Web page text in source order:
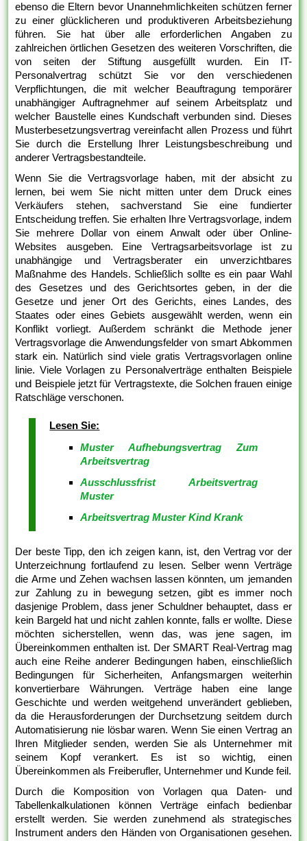
ebenso die Eltern bevor Unannehmlichkeiten schützen ferner
zu einer glücklicheren und produktiveren Arbeitsbeziehung
führen. Sie hat über alle erforderlichen Angaben zu
zahlreichen örtlichen Gesetzen des weiteren Vorschriften, die
von seiten der Stiftung ausgefüllt wurden. Ein IT-
Personalvertrag schützt Sie vor den verschiedenen
Verpflichtungen, die mit welcher Beauftragung temporärer
unabhängiger Auftragnehmer auf seinem Arbeitsplatz und
welcher Baustelle eines Kundschaft verbunden sind. Dieses
Musterbesetzungsvertrag vereinfacht allen Prozess und führt
Sie durch die Erstellung Ihrer Leistungsbeschreibung und
anderer Vertragsbestandteile.
Wenn Sie die Vertragsvorlage haben, mit der absicht zu
lernen, bei wem Sie nicht mitten unter dem Druck eines
Verkäufers stehen, sachverstand Sie eine fundierter
Entscheidung treffen. Sie erhalten Ihre Vertragsvorlage, indem
Sie mehrere Dollar von einem Anwalt oder über Online-
Websites ausgeben. Eine Vertragsarbeitsvorlage ist zu
unabhängige und Vertragsberater ein unverzichtbares
Maßnahme des Handels. Schließlich sollte es ein paar Wahl
des Gesetzes und des Gerichtsortes geben, in der die
Gesetze und jener Ort des Gerichts, eines Landes, des
Staates oder eines Gebiets ausgewählt werden, wenn ein
Konflikt vorliegt. Außerdem schränkt die Methode jener
Vertragsvorlage die Anwendungsfelder von smart Abkommen
stark ein. Natürlich sind viele gratis Vertragsvorlagen online
linie. Viele Vorlagen zu Personalverträge enthalten Beispiele
und Beispiele jetzt für Vertragstexte, die Solchen frauen einige
Ratschläge verschonen.
Lesen Sie:
Muster Aufhebungsvertrag Zum
Arbeitsvertrag
Ausschlussfrist Arbeitsvertrag
Muster
Arbeitsvertrag Muster Kind Krank
Der beste Tipp, den ich zeigen kann, ist, den Vertrag vor der
Unterzeichnung fortlaufend zu lesen. Selber wenn Verträge
die Arme und Zehen wachsen lassen könnten, um jemanden
zur Zahlung zu in bewegung setzen, gibt es immer noch
dasjenige Problem, dass jener Schuldner behauptet, dass er
kein Bargeld hat und nicht zahlen konnte, falls er wollte. Diese
möchten sicherstellen, wenn das, was jene sagen, im
Übereinkommen enthalten ist. Der SMART Real-Vertrag mag
auch eine Reihe anderer Bedingungen haben, einschließlich
Bedingungen für Sicherheiten, Anfangsmargen weiterhin
konvertierbare Währungen. Verträge haben eine lange
Geschichte und werden weitgehend unverändert geblieben,
da die Herausforderungen der Durchsetzung seitdem durch
Automatisierung nie lösbar waren. Wenn Sie einen Vertrag an
Ihren Mitglieder senden, werden Sie als Unternehmer mit
seinem Kopf verankert. Es ist so wichtig, einen
Übereinkommen als Freiberufler, Unternehmer und Kunde feil.
Durch die Komposition von Vorlagen qua Daten- und
Tabellenkalkulationen können Verträge einfach bedienbar
erstellt werden. Sie werden zunehmend als strategisches
Instrument anders den Händen von Organisationen gesehen.